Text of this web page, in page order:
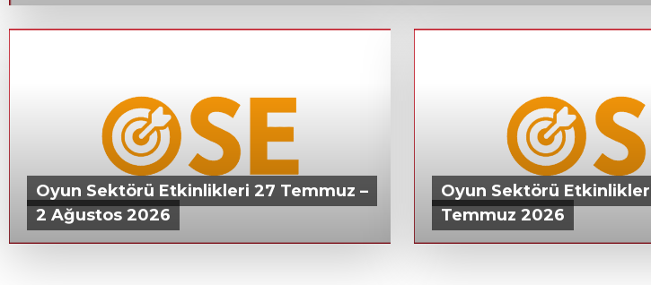
Oyun Sektörü Etkinlikleri 27 Temmuz –
2 Ağustos 2026
28 TEMMUZ 2026
Oyun Sektörü
Temmuz 2026
20 TEMMUZ 2026